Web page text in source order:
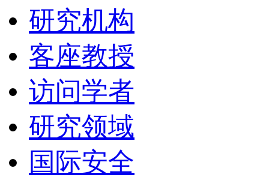
研究机构
客座教授
访问学者
研究领域
国际安全